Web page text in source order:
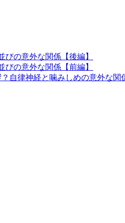
びの意外な関係【後編】
びの意外な関係【前編】
自律神経と噛みしめの意外な関